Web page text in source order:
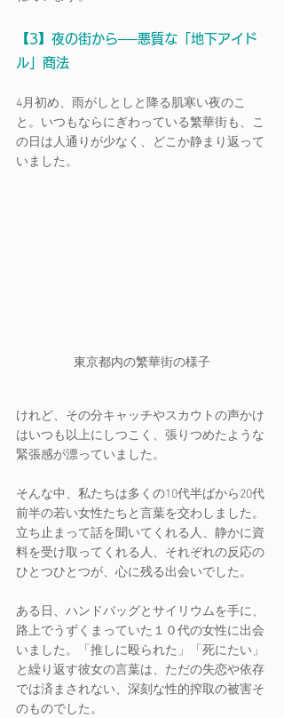
【3】夜の街から──悪質な「地下アイド
ル」商法
4月初め、雨がしとしと降る肌寒い夜のこ
と。いつもならにぎわっている繁華街も、こ
の日は人通りが少なく、どこか静まり返って
いました。
東京都内の繁華街の様子
けれど、その分キャッチやスカウトの声かけ
はいつも以上にしつこく、張りつめたような
緊張感が漂っていました。
そんな中、私たちは多くの10代半ばから20代
前半の若い女性たちと言葉を交わしました。
立ち止まって話を聞いてくれる人、静かに資
料を受け取ってくれる人、それぞれの反応の
ひとつひとつが、心に残る出会いでした。
ある日、ハンドバッグとサイリウムを手に、
路上でうずくまっていた１０代の女性に出会
いました。「推しに殴られた」「死にたい」
と繰り返す彼女の言葉は、ただの失恋や依存
では済まされない、深刻な性的搾取の被害そ
のものでした。